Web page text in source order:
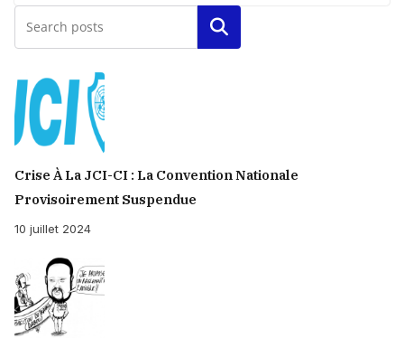
Rechercher
Crise À La JCI-CI : La Convention Nationale
Provisoirement Suspendue
10 juillet 2024